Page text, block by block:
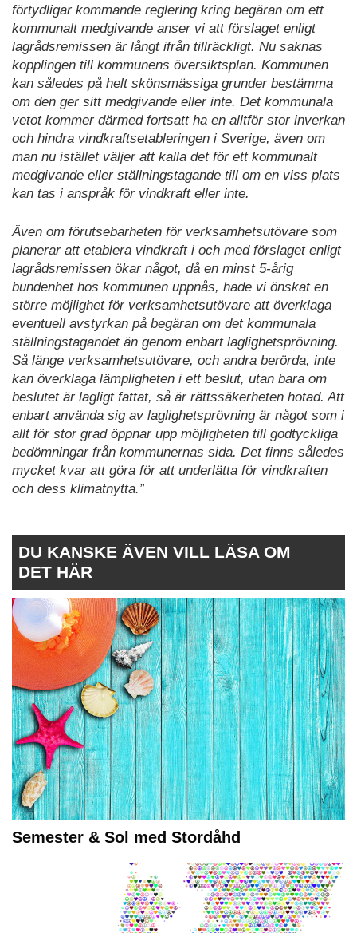
förtydligar kommande reglering kring begäran om ett
kommunalt medgivande anser vi att förslaget enligt
lagrådsremissen är långt ifrån tillräckligt. Nu saknas
kopplingen till kommunens översiktsplan. Kommunen
kan således på helt skönsmässiga grunder bestämma
om den ger sitt medgivande eller inte. Det kommunala
vetot kommer därmed fortsatt ha en alltför stor inverkan
och hindra vindkraftsetableringen i Sverige, även om
man nu istället väljer att kalla det för ett kommunalt
medgivande eller ställningstagande till om en viss plats
kan tas i anspråk för vindkraft eller inte.
Även om förutsebarheten för verksamhetsutövare som
planerar att etablera vindkraft i och med förslaget enligt
lagrådsremissen ökar något, då en minst 5-årig
bundenhet hos kommunen uppnås, hade vi önskat en
större möjlighet för verksamhetsutövare att överklaga
eventuell avstyrkan på begäran om det kommunala
ställningstagandet än genom enbart laglighetsprövning.
Så länge verksamhetsutövare, och andra berörda, inte
kan överklaga lämpligheten i ett beslut, utan bara om
beslutet är lagligt fattat, så är rättssäkerheten hotad. Att
enbart använda sig av laglighetsprövning är något som i
allt för stor grad öppnar upp möjligheten till godtyckliga
bedömningar från kommunernas sida. Det finns således
mycket kvar att göra för att underlätta för vindkraften
och dess klimatnytta.”
DU KANSKE ÄVEN VILL LÄSA OM
DET HÄR
Semester & Sol med Stordåhd